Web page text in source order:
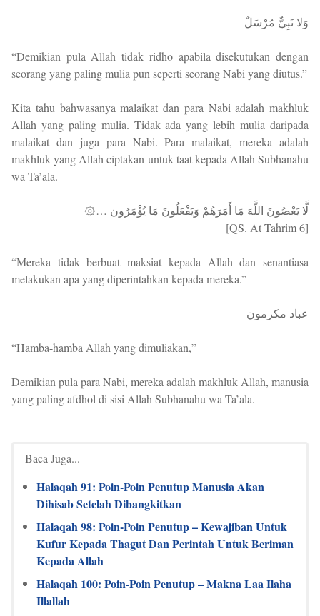
وَلا نَبِيٌّ مُرْسَلٌ
“Demikian pula Allah tidak ridho apabila disekutukan dengan
seorang yang paling mulia pun seperti seorang Nabi yang diutus.”
Kita tahu bahwasanya malaikat dan para Nabi adalah makhluk
Allah yang paling mulia. Tidak ada yang lebih mulia daripada
malaikat dan juga para Nabi. Para malaikat, mereka adalah
makhluk yang Allah ciptakan untuk taat kepada Allah Subhanahu
wa Ta’ala.
۞… لَّا يَعْصُونَ اللَّهَ مَا أَمَرَهُمْ وَيَفْعَلُونَ مَا يُؤْمَرُون
[QS. At Tahrim 6]
“Mereka tidak berbuat maksiat kepada Allah dan senantiasa
melakukan apa yang diperintahkan kepada mereka.”
عباد مكرمون
“Hamba-hamba Allah yang dimuliakan,”
Demikian pula para Nabi, mereka adalah makhluk Allah, manusia
yang paling afdhol di sisi Allah Subhanahu wa Ta’ala.
Baca Juga...
Halaqah 91: Poin-Poin Penutup Manusia Akan
Dihisab Setelah Dibangkitkan
Halaqah 98: Poin-Poin Penutup – Kewajiban Untuk
Kufur Kepada Thagut Dan Perintah Untuk Beriman
Kepada Allah
Halaqah 100: Poin-Poin Penutup – Makna Laa Ilaha
Illallah